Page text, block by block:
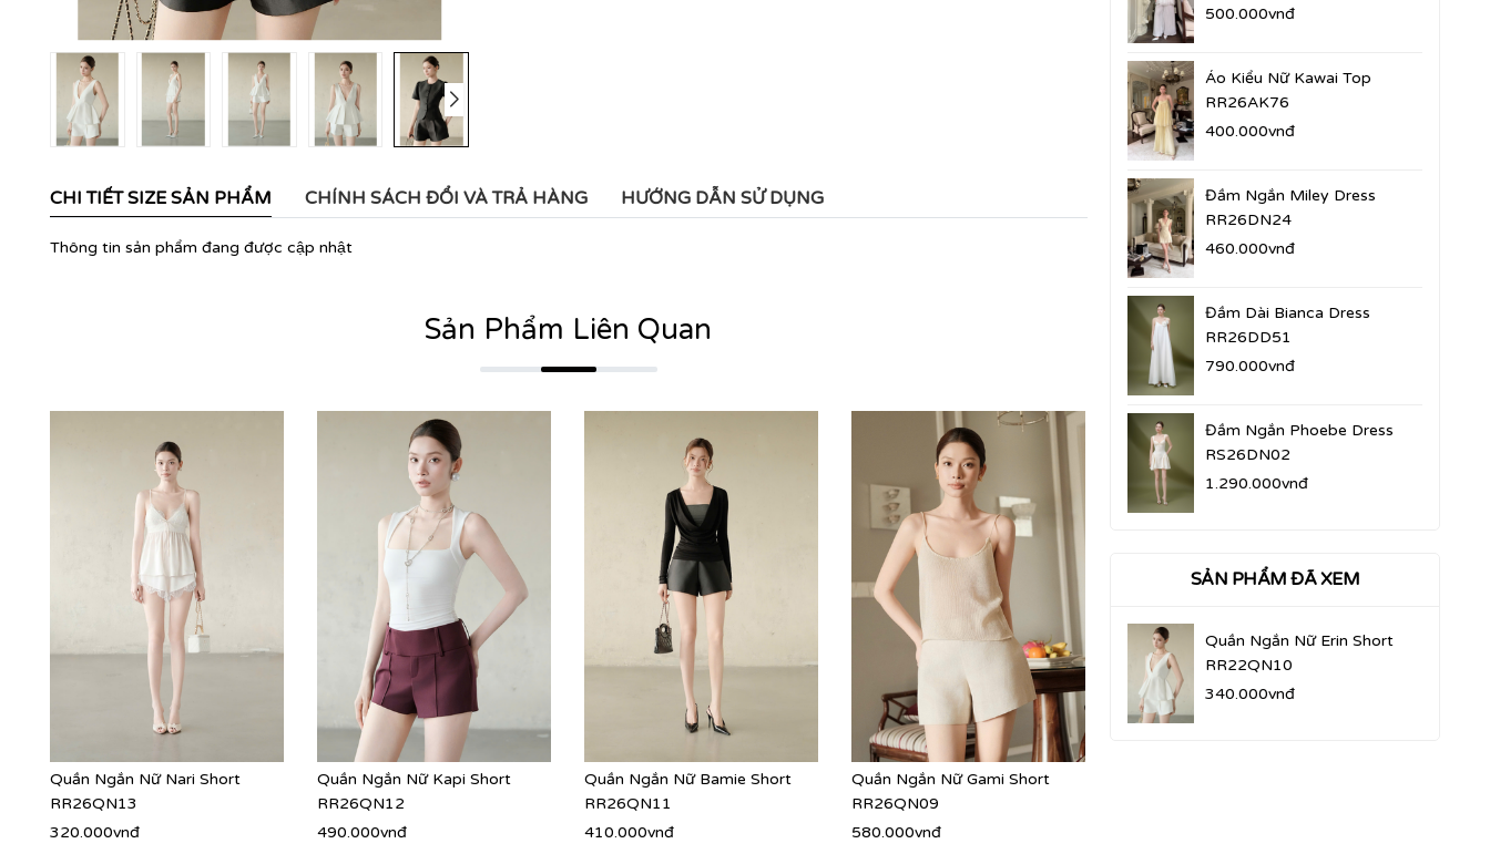
CHI TIẾT SIZE SẢN PHẨM CHÍNH SÁCH ĐỔI VÀ TRẢ HÀNG HƯỚNG DẪN SỬ DỤNG
Thông tin sản phẩm đang được cập nhật
Sản Phẩm Liên Quan
Quần Ngắn Nữ Nari Short
RR26QN13
320.000vnđ
Quần Ngắn Nữ Kapi Short
RR26QN12
490.000vnđ
Quần Ngắn Nữ Bamie Short
RR26QN11
410.000vnđ
Quần Ngắn Nữ Gami Short
RR26QN09
580.000vnđ
500.000vnđ
Áo Kiểu Nữ Kawai Top
RR26AK76
400.000vnđ
Đầm Ngắn Miley Dress
RR26DN24
460.000vnđ
Đầm Dài Bianca Dress
RR26DD51
790.000vnđ
Đầm Ngắn Phoebe Dress
RS26DN02
1.290.000vnđ
SẢN PHẨM ĐÃ XEM
Quần Ngắn Nữ Erin Short
RR22QN10
340.000vnđ